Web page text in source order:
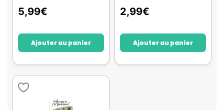
5,99€
Ajouter au panier
2,99€
Ajouter au panier